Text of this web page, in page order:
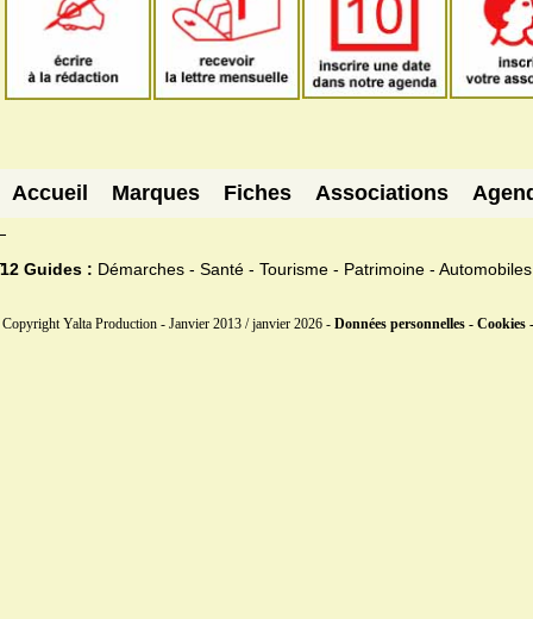
Accueil Marques Fiches Associations
12 Guides : Démarches - Santé - Tourisme - Patrimoine - Automobiles
Copyright Yalta Production - Janvier 2013 / janvier 2026 - Données personnelles - Cookies